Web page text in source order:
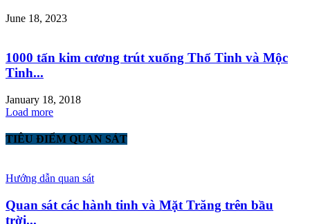
June 18, 2023
1000 tấn kim cương trút xuống Thổ Tinh và Mộc
Tinh...
January 18, 2018
Load more
TIÊU ĐIỂM QUAN SÁT
Hướng dẫn quan sát
Quan sát các hành tinh và Mặt Trăng trên bầu
trời...